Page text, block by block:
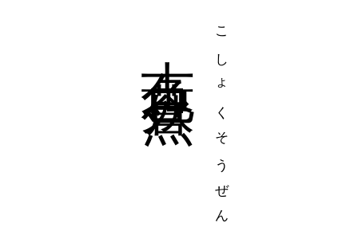
四字熟語
一覧表示 こしょくそうぜん
四字熟語
一覧表示